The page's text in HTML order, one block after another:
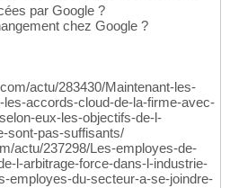
par Google ?
chez Google ?
actu/283430/Maintenant-les-
accords-cloud-de-la-firme-avec-
eux-les-objectifs-de-l-
sont-pas-suffisants/
actu/237298/Les-employes-de-
l-arbitrage-force-dans-l-industrie-
employes-du-secteur-a-se-joindre-